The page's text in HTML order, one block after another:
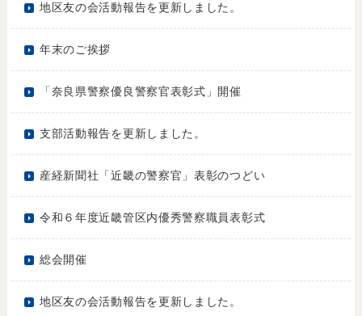
地区友の会活動報告を更新しました。
年末のご挨拶
「奈良県警察優良警察官表彰式」開催
支部活動報告を更新しました。
産経新聞社「近畿の警察官」表彰のつどい
令和６年度近畿管区内優秀警察職員表彰式
総会開催
地区友の会活動報告を更新しました。